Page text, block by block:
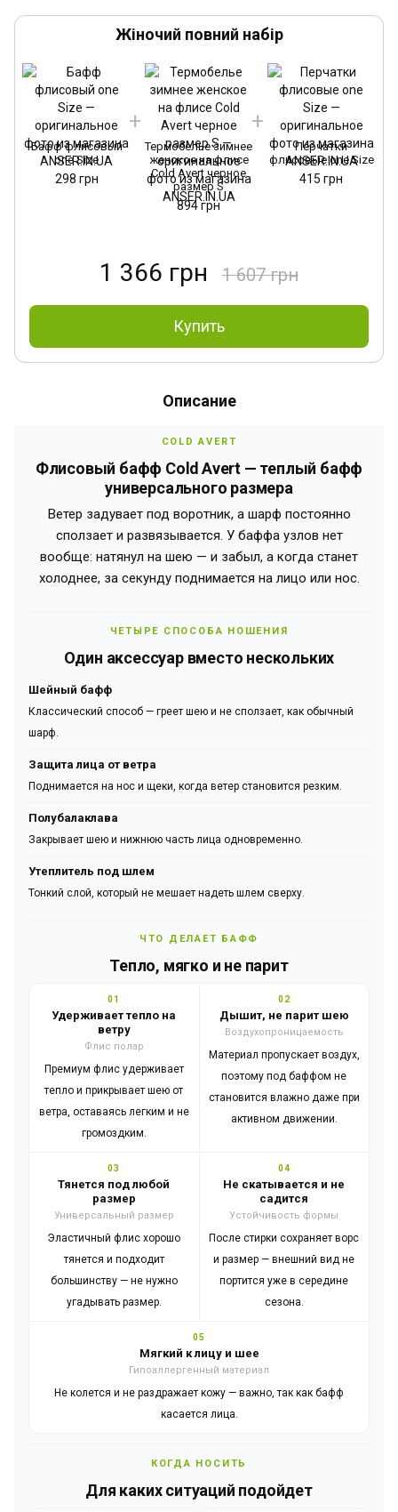
Жіночий повний набір
Бафф флисовый
one Size
298 грн
Термобелье зимнее
женское на флисе
Cold Avert черное
размер S
894 грн
Перчатки
флисовые one Size
415 грн
1 366 грн 1 607 грн
Купить
Описание
COLD AVERT
Флисовый бафф Cold Avert — теплый бафф
универсального размера
Ветер задувает под воротник, а шарф постоянно
сползает и развязывается. У баффа узлов нет
вообще: натянул на шею — и забыл, а когда станет
холоднее, за секунду поднимается на лицо или нос.
ЧЕТЫРЕ СПОСОБА НОШЕНИЯ
Один аксессуар вместо нескольких
Шейный бафф
Классический способ — греет шею и не сползает, как обычный
шарф.
Защита лица от ветра
Поднимается на нос и щеки, когда ветер становится резким.
Полубалаклава
Закрывает шею и нижнюю часть лица одновременно.
Утеплитель под шлем
Тонкий слой, который не мешает надеть шлем сверху.
ЧТО ДЕЛАЕТ БАФФ
Тепло, мягко и не парит
01
Удерживает тепло на
ветру
Флис полар
Премиум флис удерживает
тепло и прикрывает шею от
ветра, оставаясь легким и не
громоздким.
02
Дышит, не парит шею
Воздухопроницаемость
Материал пропускает воздух,
поэтому под баффом не
становится влажно даже при
активном движении.
03
Тянется под любой
размер
Универсальный размер
Эластичный флис хорошо
тянется и подходит
большинству — не нужно
угадывать размер.
04
Не скатывается и не
садится
Устойчивость формы
После стирки сохраняет ворс
и размер — внешний вид не
портится уже в середине
сезона.
05
Мягкий к лицу и шее
Гипоаллергенный материал
Не колется и не раздражает кожу — важно, так как бафф
касается лица.
КОГДА НОСИТЬ
Для каких ситуаций подойдет